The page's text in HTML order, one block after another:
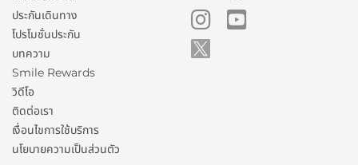
ประกันเดินทาง
โปรโมชั่นประกัน
บทความ
Smile Rewards
วิดีโอ
ติดต่อเรา
เงื่อนไขการใช้บริการ
นโยบายความเป็นส่วนตัว